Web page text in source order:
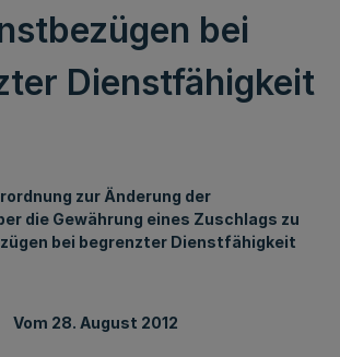
bei
Dienstfähigkeit
zur Änderung der
die Gewährung eines Zuschlags zu
bei begrenzter Dienstfähigkeit
Vom 28. August 2012